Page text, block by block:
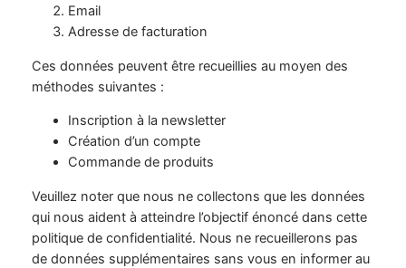
Email
Adresse de facturation
Ces données peuvent être recueillies au moyen des
méthodes suivantes :
Inscription à la newsletter
Création d’un compte
Commande de produits
Veuillez noter que nous ne collectons que les données
qui nous aident à atteindre l’objectif énoncé dans cette
politique de confidentialité. Nous ne recueillerons pas
de données supplémentaires sans vous en informer au